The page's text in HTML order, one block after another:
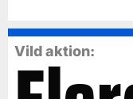
Vild aktion: